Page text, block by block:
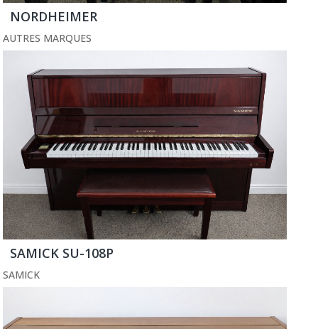
NORDHEIMER
AUTRES MARQUES
SAMICK SU-108P
SAMICK